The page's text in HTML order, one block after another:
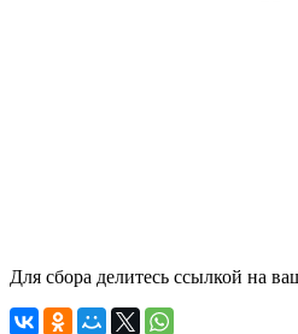
Для сбора делитесь ссылкой на